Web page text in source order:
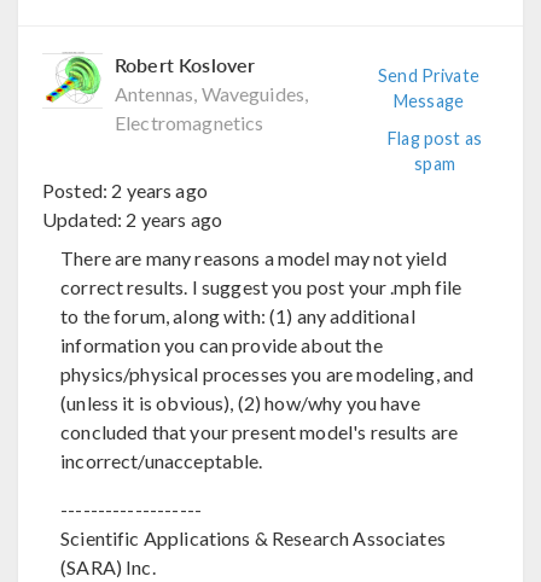
Robert Koslover
Antennas, Waveguides,
Electromagnetics
Send Private
Message
Flag post as
spam
Posted: 2 years ago
Updated: 2 years ago
There are many reasons a model may not yield
correct results. I suggest you post your .mph file
to the forum, along with: (1) any additional
information you can provide about the
physics/physical processes you are modeling, and
(unless it is obvious), (2) how/why you have
concluded that your present model's results are
incorrect/unacceptable.
-------------------
Scientific Applications & Research Associates
(SARA) Inc.